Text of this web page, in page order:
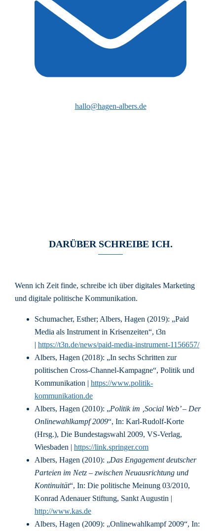
hallo@hagen-albers.de
DARÜBER SCHREIBE ICH.
Wenn ich Zeit finde, schreibe ich über digitales Marketing
und digitale politische Kommunikation.
Schumacher, Esther; Albers, Hagen (2019): „Paid
Media als Instrument in Krisenzeiten“, t3n
| https://t3n.de/news/paid-media-instrument-1156657/
Albers, Hagen (2018): „In sechs Schritten zur
politischen Cross-Channel-Kampagne“, Politik und
Kommunikation | https://www.politik-
kommunikation.de
Albers, Hagen (2010): „Politik im ‚Social Web’ – Der
Onlinewahlkampf 2009“, In: Karl-Rudolf-Korte
(Hrsg.), Die Bundestagswahl 2009, VS-Verlag,
Wiesbaden | https://link.springer.com
Albers, Hagen (2010): „Das Engagement deutscher
Parteien im Netz – zwischen Neuausrichtung und
Kontinuität“, In: Die politische Meinung 03/2010,
Konrad Adenauer Stiftung, Sankt Augustin |
http://www.kas.de
Albers, Hagen (2009): „Onlinewahlkampf 2009“, In: